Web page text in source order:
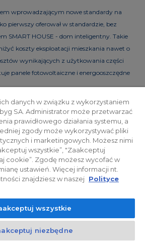
wprowadzającym nowe standardy na
pierwszy oferował w standardzie, bez
SMART HOUSE - dom inteligentny. Takie
koszty eksploatacji mieszkania nawet o
wynikających z użytkowania części
panele fotowoltaiczne i energooszczędne
Relacje inwestorskie
Facebook
prawa zastrzeżone. Powyższa oferta i
graficzne mają charakter jedynie
być traktowane jako ostateczne projekty
również oferty handlowej w rozumieniu art.
oraz innych właściwych przepisów prawnych.
danych w związku z wykorzystaniem
SA. Administrator może przetwarzać
prawidłowego działania systemu, a
zgody może wykorzystywać pliki
i marketingowych. Możesz nimi
wszystkie”, "Zaakceptuj
cookie”. Zgodę możesz wycofać w
ustawień. Więcej informacji nt.
znajdziesz w naszej Polityce
wszystkie
niezbędne